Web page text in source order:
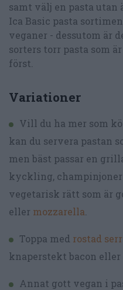
samt välj en pasta utan
Ica Basic pasta
veganer - dessutom är
sorters torr pasta som
först.
Variationer
Vill du ha mer som
kan du servera pastan
men bäst passar en
kyckling,
vegetarisk rätt som är
eller mozzarella
Toppa med rostad
knaperstekt bacon eller
Annat gott vegan i